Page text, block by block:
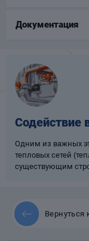
Документация
Содействие
Одним из важных
тепловых сетей
существующим
Вернуться